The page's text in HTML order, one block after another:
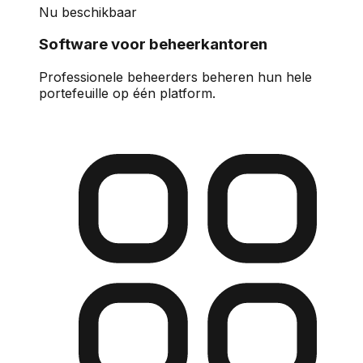
Nu beschikbaar
Software voor beheerkantoren
Professionele beheerders beheren hun hele
portefeuille op één platform.